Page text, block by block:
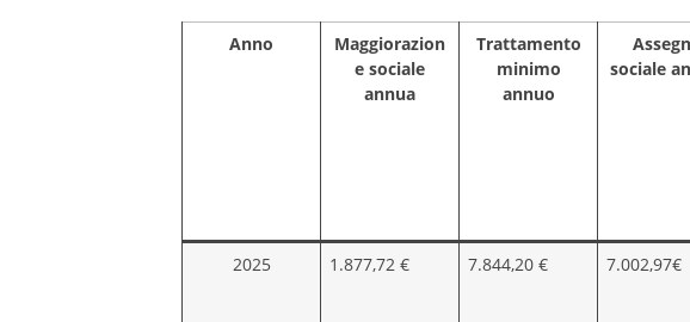
Anno
Maggiorazion
e sociale
annua
Trattamento
minimo
annuo
sociale
2025 1.877,72 € 7.844,20 € 7.002,97€